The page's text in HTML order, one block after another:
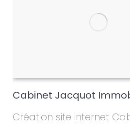
Cabinet Jacquot
Création site internet